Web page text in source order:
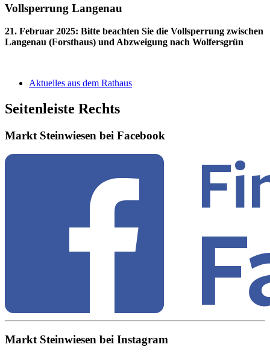
Vollsperrung Langenau
21. Februar 2025: Bitte beachten Sie die Vollsperrung zwischen
Langenau (Forsthaus) und Abzweigung nach Wolfersgrün
Aktuelles aus dem Rathaus
Seitenleiste Rechts
Markt Steinwiesen bei Facebook
Markt Steinwiesen bei Instagram